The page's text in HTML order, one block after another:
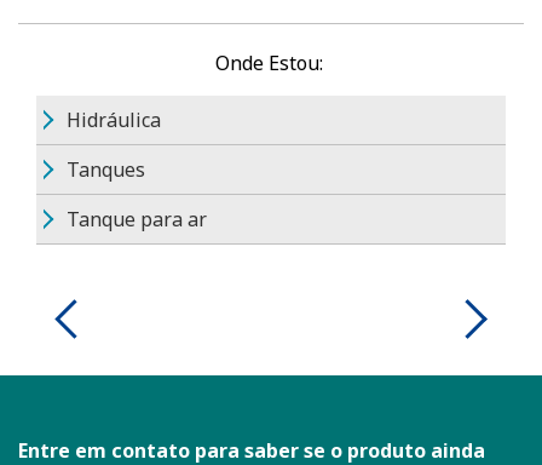
Onde Estou:
Hidráulica
Tanques
Tanque para ar
Entre em contato para saber se o produto ainda